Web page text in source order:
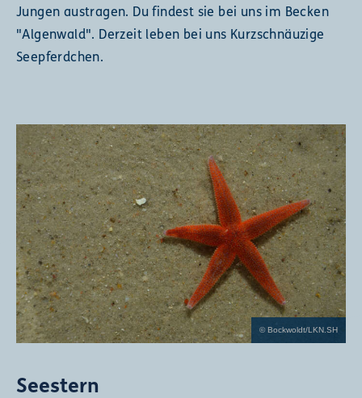
Jungen austragen. Du findest sie bei uns im Becken
"Algenwald". Derzeit leben bei uns Kurzschnäuzige
Seepferdchen.
© Bockwoldt/LKN.SH
Seestern